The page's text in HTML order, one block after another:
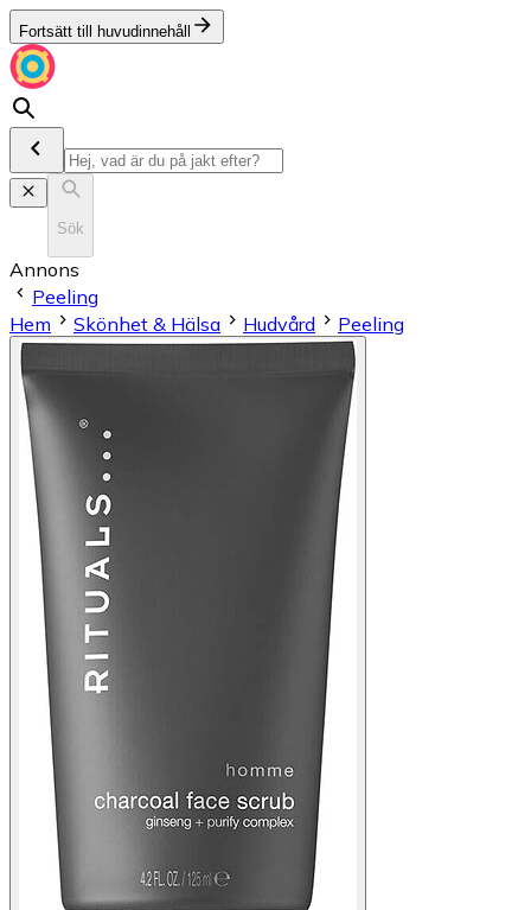
Fortsätt till huvudinnehåll
Sök
Annons
Peeling
Hem
Skönhet & Hälsa Hudvård Peeling